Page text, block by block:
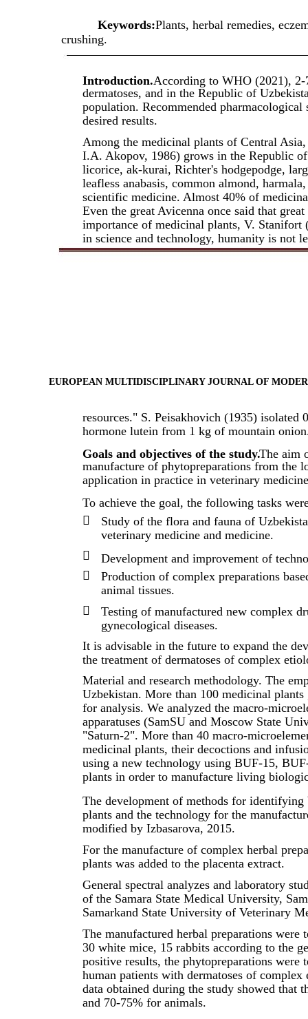
Keywords:Plants, herbal remedies,
crushing.
Introduction.According to WHO (2021),
dermatoses, and in the Republic of
population. Recommended
desired results.
Among the medicinal plants of Central
I.A. Akopov, 1986) grows in the Republic
licorice, ak-kurai, Richter's hodgepodge,
leafless anabasis, common almond,
scientific medicine. Almost 40% of
Even the great Avicenna once said that
importance of medicinal plants, V.
in science and technology, humanity is not
EUROPEAN MULTIDISCIPLINARY JOURNAL OF
resources." S. Peisakhovich (1935)
hormone lutein from 1 kg of mountain
Goals and objectives of the study.The aim
manufacture of phytopreparations from the
application in practice in veterinary
To achieve the goal, the following tasks

Study of the flora and fauna of
veterinary medicine and medicine.

Development and improvement of

Production of complex preparations
animal tissues.

Testing of manufactured new complex
gynecological diseases.
It is advisable in the future to expand the
the treatment of dermatoses of complex
Material and research methodology. The
Uzbekistan. More than 100 medicinal
for analysis. We analyzed the macro-
apparatuses (SamSU and Moscow State
"Saturn-2". More than 40 macro-
medicinal plants, their decoctions and
using a new technology using BUF-15,
plants in order to manufacture living
The development of methods for
plants and the technology for the
modified by Izbasarova, 2015.
For the manufacture of complex herbal
plants was added to the placenta extract.
General spectral analyzes and laboratory
of the Samara State Medical University,
Samarkand State University of Veterinary
The manufactured herbal preparations
30 white mice, 15 rabbits according to the
positive results, the phytopreparations
human patients with dermatoses of
data obtained during the study showed that
and 70-75% for animals.